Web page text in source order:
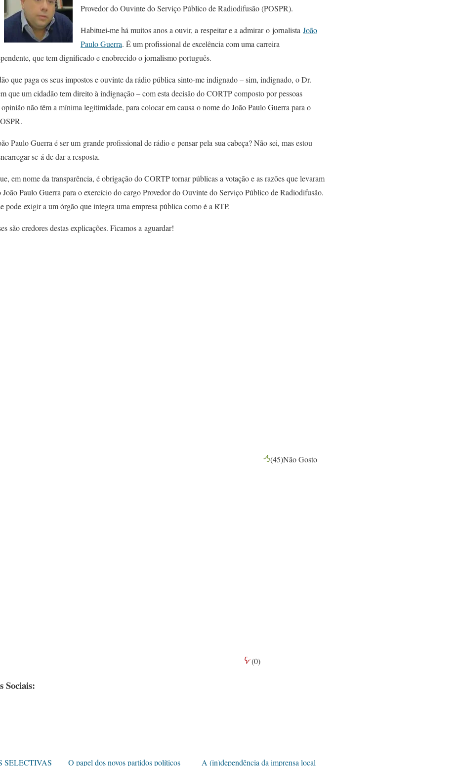
Provedor do Ouvinte do Serviço Público de Radiodifusão (POSPR).
Habituei-me há muitos anos a ouvir, a respeitar e a admirar o jornalista João
Paulo Guerra. É um profissional de excelência com uma carreira
que tem dignificado e enobrecido o jornalismo português.
que paga os seus impostos e ouvinte da rádio pública sinto-me indignado – sim, indignado, o Dr.
que um cidadão tem direito à indignação – com esta decisão do CORTP composto por pessoas
não têm a mínima legitimidade, para colocar em causa o nome do João Paulo Guerra para o
Paulo Guerra é ser um grande profissional de rádio e pensar pela sua cabeça? Não sei, mas estou
se-á de dar a resposta.
em nome da transparência, é obrigação do CORTP tornar públicas a votação e as razões que levaram
Paulo Guerra para o exercício do cargo Provedor do Ouvinte do Serviço Público de Radiodifusão.
pode exigir a um órgão que integra uma empresa pública como é a RTP.
são credores destas explicações. Ficamos a aguardar!
(45)Não Gosto
(0)
Sociais:
SELECTIVAS O papel dos novos partidos políticos A (in)dependência da imprensa local